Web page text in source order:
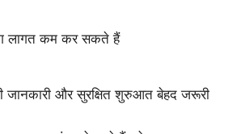
लागत कम कर सकते हैं
जानकारी और सुरक्षित शुरुआत बेहद जरूरी